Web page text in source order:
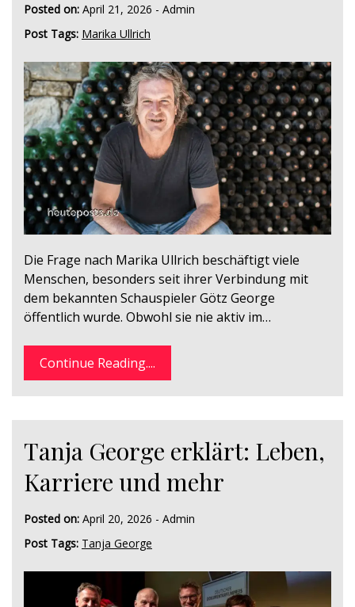
Posted on: April 21, 2026 - Admin
Post Tags: Marika Ullrich
Die Frage nach Marika Ullrich beschäftigt viele
Menschen, besonders seit ihrer Verbindung mit
dem bekannten Schauspieler Götz George
öffentlich wurde. Obwohl sie nie aktiv im…
Continue Reading....
Tanja George erklärt: Leben,
Karriere und mehr
Posted on: April 20, 2026 - Admin
Post Tags: Tanja George